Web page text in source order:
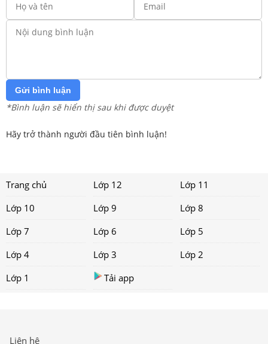
Gửi bình luận
*Bình luận sẽ hiển thị sau khi được duyệt
Hãy trở thành người đầu tiên bình luận!
Trang chủ Lớp 12
Lớp 11
Lớp 10
Lớp 9
Lớp 8
Lớp 7
Lớp 6
Lớp 5
Lớp 4
Lớp 3
Lớp 2
Lớp 1
Tải app
Liên hệ